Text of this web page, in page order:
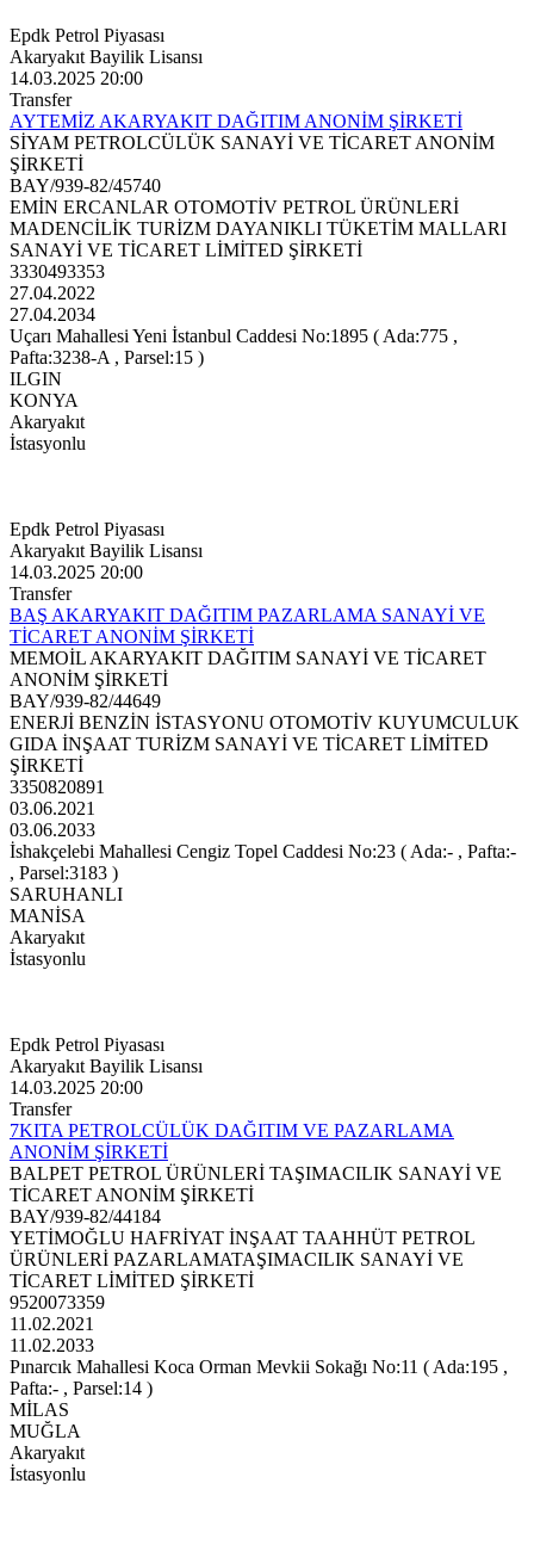
Epdk Petrol Piyasası
Akaryakıt Bayilik Lisansı
14.03.2025 20:00
Transfer
AYTEMİZ AKARYAKIT DAĞITIM ANONİM ŞİRKETİ
SİYAM PETROLCÜLÜK SANAYİ VE TİCARET ANONİM
ŞİRKETİ
BAY/939-82/45740
EMİN ERCANLAR OTOMOTİV PETROL ÜRÜNLERİ
MADENCİLİK TURİZM DAYANIKLI TÜKETİM MALLARI
SANAYİ VE TİCARET LİMİTED ŞİRKETİ
3330493353
27.04.2022
27.04.2034
Uçarı Mahallesi Yeni İstanbul Caddesi No:1895 ( Ada:775 ,
Pafta:3238-A , Parsel:15 )
ILGIN
KONYA
Akaryakıt
İstasyonlu
Epdk Petrol Piyasası
Akaryakıt Bayilik Lisansı
14.03.2025 20:00
Transfer
BAŞ AKARYAKIT DAĞITIM PAZARLAMA SANAYİ VE
TİCARET ANONİM ŞİRKETİ
MEMOİL AKARYAKIT DAĞITIM SANAYİ VE TİCARET
ANONİM ŞİRKETİ
BAY/939-82/44649
ENERJİ BENZİN İSTASYONU OTOMOTİV KUYUMCULUK
GIDA İNŞAAT TURİZM SANAYİ VE TİCARET LİMİTED
ŞİRKETİ
3350820891
03.06.2021
03.06.2033
İshakçelebi Mahallesi Cengiz Topel Caddesi No:23 ( Ada:- , Pafta:-
, Parsel:3183 )
SARUHANLI
MANİSA
Akaryakıt
İstasyonlu
Epdk Petrol Piyasası
Akaryakıt Bayilik Lisansı
14.03.2025 20:00
Transfer
7KITA PETROLCÜLÜK DAĞITIM VE PAZARLAMA
ANONİM ŞİRKETİ
BALPET PETROL ÜRÜNLERİ TAŞIMACILIK SANAYİ VE
TİCARET ANONİM ŞİRKETİ
BAY/939-82/44184
YETİMOĞLU HAFRİYAT İNŞAAT TAAHHÜT PETROL
ÜRÜNLERİ PAZARLAMATAŞIMACILIK SANAYİ VE
TİCARET LİMİTED ŞİRKETİ
9520073359
11.02.2021
11.02.2033
Pınarcık Mahallesi Koca Orman Mevkii Sokağı No:11 ( Ada:195 ,
Pafta:- , Parsel:14 )
MİLAS
MUĞLA
Akaryakıt
İstasyonlu